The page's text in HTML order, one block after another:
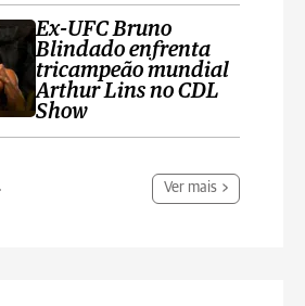
Ex-UFC Bruno
Blindado enfrenta
tricampeão mundial
Arthur Lins no CDL
Show
Ver mais